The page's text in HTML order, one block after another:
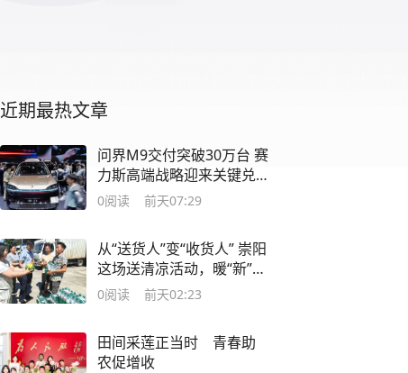
近期最热文章
问界M9交付突破30万台 赛
力斯高端战略迎来关键兑
现点
0阅读 前天07:29
从“送货人”变“收货人” 崇阳
这场送清凉活动，暖“新”又
贴心
0阅读 前天02:23
田间采莲正当时 青春助
农促增收